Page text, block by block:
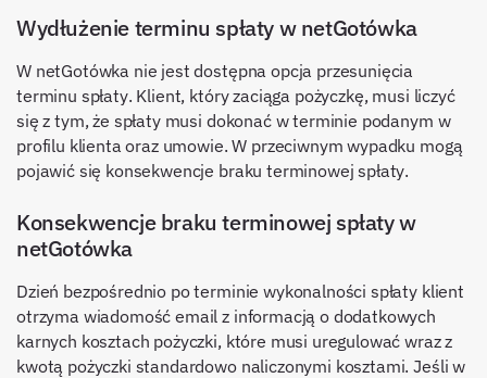
Wydłużenie terminu spłaty w netGotówka
W netGotówka nie jest dostępna opcja przesunięcia
terminu spłaty. Klient, który zaciąga pożyczkę, musi liczyć
się z tym, że spłaty musi dokonać w terminie podanym w
profilu klienta oraz umowie. W przeciwnym wypadku mogą
pojawić się konsekwencje braku terminowej spłaty.
Konsekwencje braku terminowej spłaty w
netGotówka
Dzień bezpośrednio po terminie wykonalności spłaty klient
otrzyma wiadomość email z informacją o dodatkowych
karnych kosztach pożyczki, które musi uregulować wraz z
kwotą pożyczki standardowo naliczonymi kosztami. Jeśli w